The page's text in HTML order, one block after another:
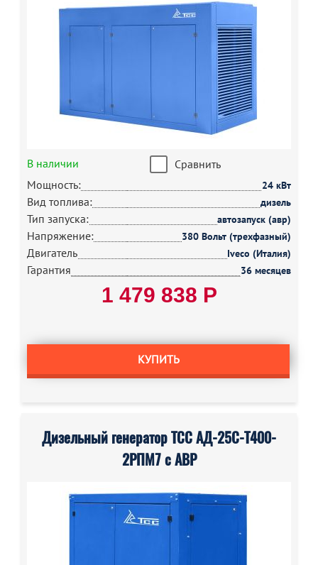
В наличии
Сравнить
Мощность:
24 кВт
Вид топлива: дизель
Тип запуска: автозапуск (авр)
Напряжение: 380 Вольт (трехфазный)
Двигатель Iveco (Италия)
Гарантия 36 месяцев
1 479 838 Р
КУПИТЬ
Дизельный генератор ТСС АД-25С-Т400-
2РПМ7 с АВР